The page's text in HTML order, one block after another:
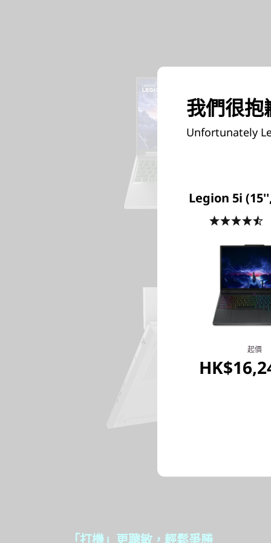
「打機」更聰敏，輕鬆爭勝
我們很抱
Unfortunately
Legion 5i
起價